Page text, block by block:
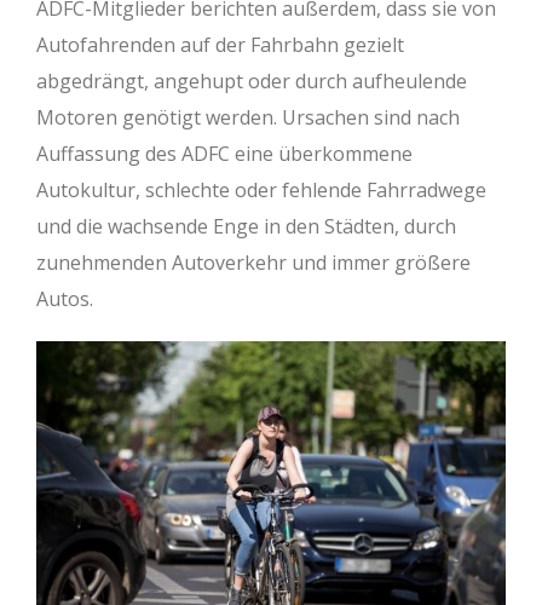
ADFC-Mitglieder berichten außerdem, dass sie von
Autofahrenden auf der Fahrbahn gezielt
abgedrängt, angehupt oder durch aufheulende
Motoren genötigt werden. Ursachen sind nach
Auffassung des ADFC eine überkommene
Autokultur, schlechte oder fehlende Fahrradwege
und die wachsende Enge in den Städten, durch
zunehmenden Autoverkehr und immer größere
Autos.